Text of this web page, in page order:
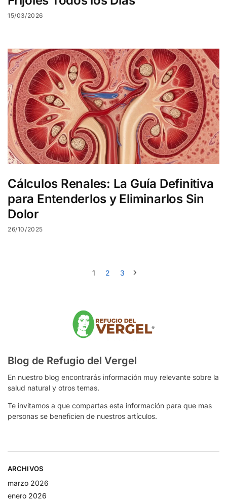
15/03/2026
Cálculos Renales: La Guía Definitiva
para Entenderlos y Eliminarlos Sin
Dolor
26/10/2025
1 2 3
Blog de Refugio del Vergel
En nuestro blog encontrarás información muy relevante sobre la
salud natural y otros temas.
Te invitamos a que compartas esta información para que mas
personas se beneficien de nuestros artículos.
ARCHIVOS
marzo 2026
enero 2026